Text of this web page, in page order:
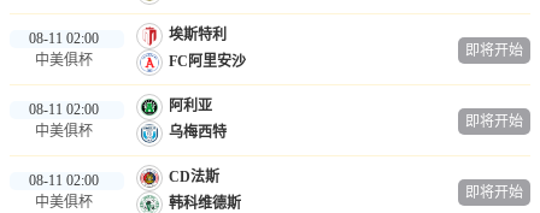
08-11 02:00
中美俱杯
埃斯特利
FC阿里安沙
即将开始
08-11 02:00
中美俱杯
阿利亚
乌梅西特
即将开始
08-11 02:00
中美俱杯
CD法斯
韩科维德斯
即将开始